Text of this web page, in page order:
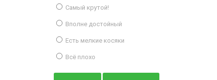
Самый крутой!
Вполне достойный
Есть мелкие косяки
Всё плохо